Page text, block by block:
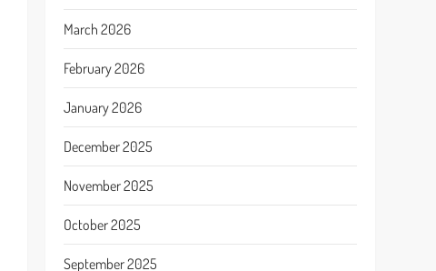
March 2026
February 2026
January 2026
December 2025
November 2025
October 2025
September 2025